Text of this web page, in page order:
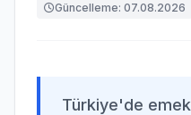
Güncelleme: 07.08.2026
Türkiye'de